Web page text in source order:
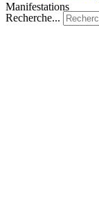
Recherche...
Manifestations